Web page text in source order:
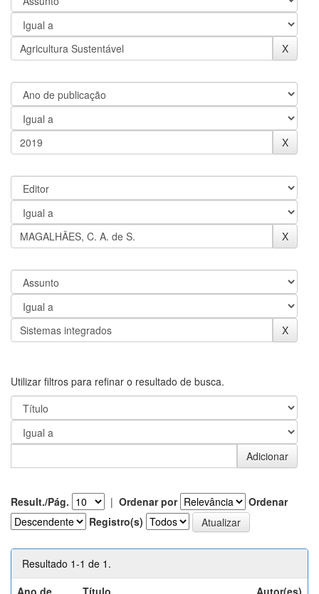
Utilizar filtros para refinar o resultado de busca.
Result./Pág. | Ordenar por
Ordenar
Registro(s)
Resultado 1-1 de 1.
Ano de
Título Autor(es)